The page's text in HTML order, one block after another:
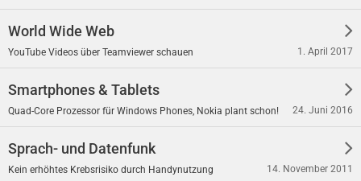
World Wide Web
YouTube Videos über Teamviewer schauen 1. April 2017
Smartphones & Tablets
Quad-Core Prozessor für Windows Phones, Nokia plant schon! 24. Juni 2016
Sprach- und Datenfunk
Kein erhöhtes Krebsrisiko durch Handynutzung 14. November 2011